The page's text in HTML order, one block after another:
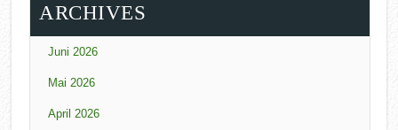
ARCHIVES
Juni 2026
Mai 2026
April 2026